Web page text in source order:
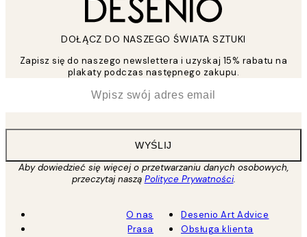
DOŁĄCZ DO NASZEGO ŚWIATA SZTUKI
Zapisz się do naszego newslettera i uzyskaj 15% rabatu na
plakaty podczas następnego zakupu.
WYŚLIJ
Aby dowiedzieć się więcej o przetwarzaniu danych osobowych,
przeczytaj naszą Polityce Prywatności.
O nas
Prasa
Desenio Art Advice
Obsługa klienta